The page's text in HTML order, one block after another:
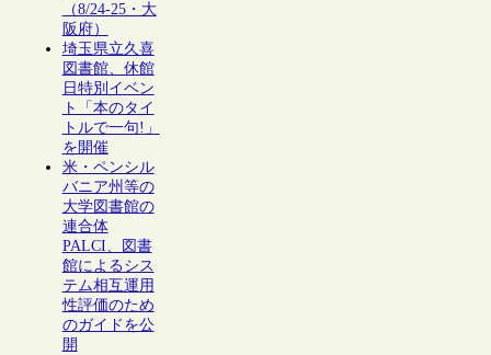
（8/24-25・大
阪府）
埼玉県立久喜
図書館、休館
日特別イベン
ト「本のタイ
トルで一句!」
を開催
米・ペンシル
バニア州等の
大学図書館の
連合体
PALCI、図書
館によるシス
テム相互運用
性評価のため
のガイドを公
開